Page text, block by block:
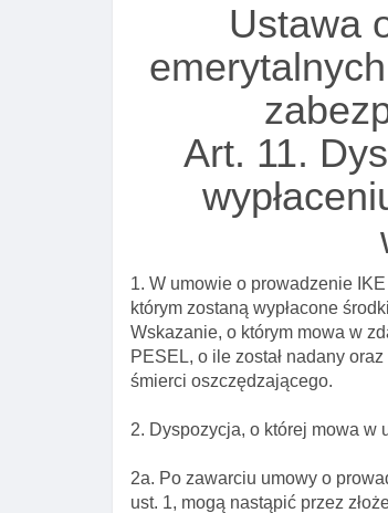
Ustawa
Art. 11.
1. W umowie o prowadzenie
którym zostaną wypłacone
Wskazanie, o którym mowa w
PESEL, o ile został nadany
śmierci oszczędzającego.
2. Dyspozycja, o której mowa w
2a. Po zawarciu umowy o
ust. 1, mogą nastąpić przez